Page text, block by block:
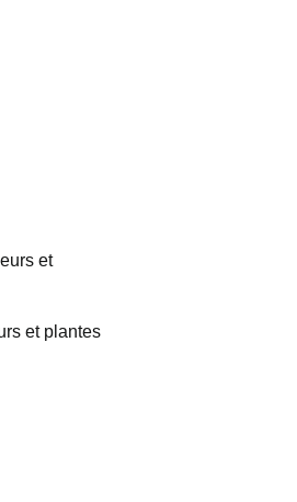
et plantes